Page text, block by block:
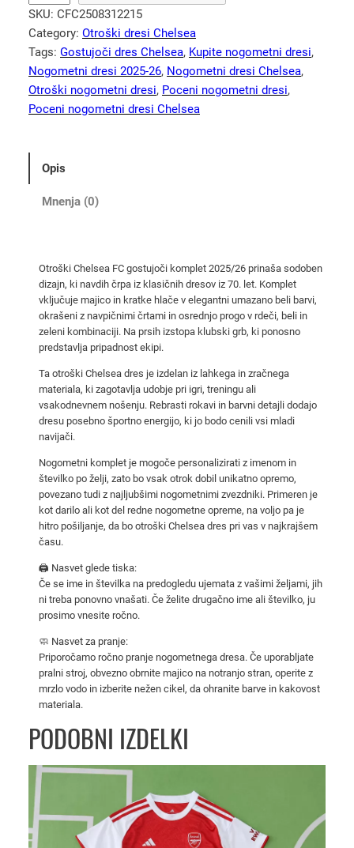
r
o
š
k
i
C
t
2
0
/
2
SKU: CFC2508312215
Category: Otroški dresi Chelsea
Tags: Gostujoči dres Chelsea, Kupite nogometni dresi
Nogometni dresi 2025-26, Nogometni dresi Chelsea
Otroški nogometni dresi, Poceni nogometni dresi
Poceni nogometni dresi Chelsea
Opis
Mnenja (0)
Otroški Chelsea FC gostujoči komplet 2025/26 prinaša sodoben
dizajn, ki navdih črpa iz klasičnih dresov iz 70. let. Komplet
vključuje majico in kratke hlače v elegantni umazano beli barvi,
okrašeni z navpičnimi črtami in osrednjo progo v rdeči, beli in
zeleni kombinaciji. Na prsih izstopa klubski grb, ki ponosno
predstavlja pripadnost ekipi.
Ta otroški Chelsea dres je izdelan iz lahkega in zračnega
materiala, ki zagotavlja udobje pri igri, treningu ali
vsakodnevnem nošenju. Rebrasti rokavi in barvni detajli dodajo
dresu posebno športno energijo, ki jo bodo cenili vsi mladi
navijači.
Nogometni komplet je mogoče personalizirati z imenom in
številko po želji, zato bo vsak otrok dobil unikatno opremo,
povezano tudi z najljubšimi nogometnimi zvezdniki. Primeren je
kot darilo ali kot del redne nogometne opreme, na voljo pa je
hitro pošiljanje, da bo otroški Chelsea dres pri vas v najkrajšem
času.
🖨️ Nasvet glede tiska:
Če se ime in številka na predogledu ujemata z vašimi željami, jih
ni treba ponovno vnašati. Če želite drugačno ime ali številko, ju
prosimo vnesite ročno.
🧼 Nasvet za pranje:
Priporočamo ročno pranje nogometnega dresa. Če uporabljate
pralni stroj, obvezno obrnite majico na notranjo stran, operite z
mrzlo vodo in izberite nežen cikel, da ohranite barve in kakovost
materiala.
PODOBNI IZDELKI